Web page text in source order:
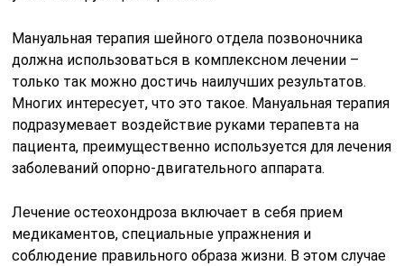
Мануальная терапия шейного отдела позвоночника
должна использоваться в комплексном лечении –
только так можно достичь наилучших результатов.
Многих интересует, что это такое. Мануальная терапия
подразумевает воздействие руками терапевта на
пациента, преимущественно используется для лечения
заболеваний опорно-двигательного аппарата.
Лечение остеохондроза включает в себя прием
медикаментов, специальные упражнения и
соблюдение правильного образа жизни. В этом случае